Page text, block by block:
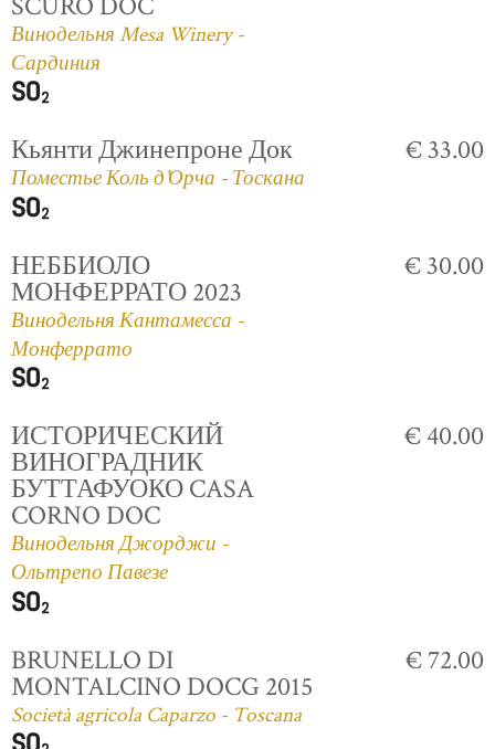
Винодельня Mesa Winery -
Сардиния
Кьянти Джинепроне Док
Поместье Коль д'Орча - Тоскана
€ 33.00
НЕББИОЛО
МОНФЕРРАТО 2023
Винодельня Кантамесса -
Монферрато
€ 30.00
ИСТОРИЧЕСКИЙ
ВИНОГРАДНИК
БУТТАФУОКО CASA
CORNO DOC
Винодельня Джорджи -
Ольтрепо Павезе
€ 40.00
BRUNELLO DI
MONTALCINO DOCG 2015
Società agricola Caparzo - Toscana
€ 72.00